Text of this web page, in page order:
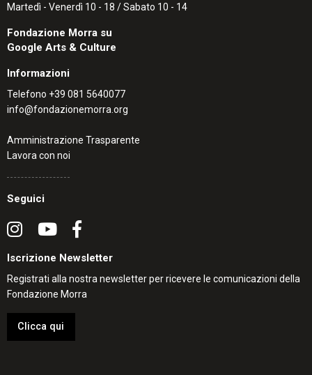
Martedì - Venerdì 10 - 18 / Sabato 10 - 14
Fondazione Morra su
Google Arts & Culture
Informazioni
Telefono +39 081 5640077
info@fondazionemorra.org
Amministrazione Trasparente
Lavora con noi
Seguici
Iscrizione Newsletter
Registrati alla nostra newsletter per ricevere le comunicazioni della
Fondazione Morra
Clicca qui